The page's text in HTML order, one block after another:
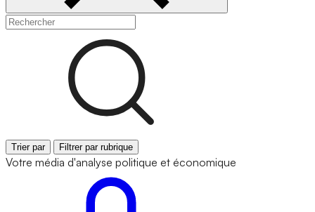
Trier par Filtrer par rubrique
Votre média d'analyse politique et économique